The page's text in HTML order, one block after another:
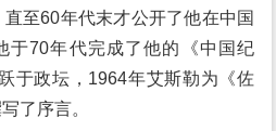
至60年代末才公开了他在中国
于70年代完成了他的《中国纪
于政坛，1964年艾斯勒为《佐
了序言。